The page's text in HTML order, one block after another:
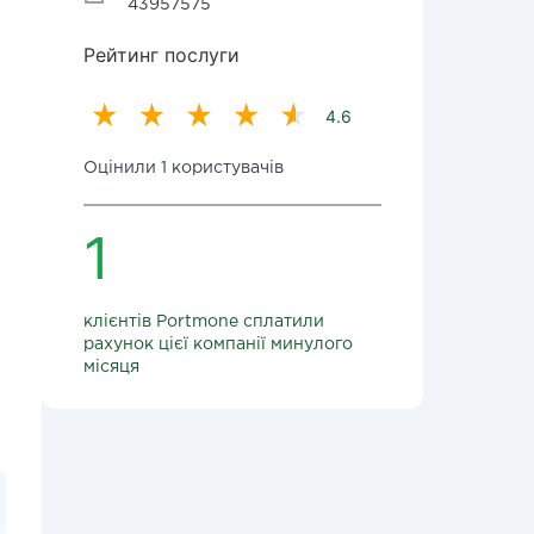
43957575
Рейтинг послуги
4.6
Оцінили 1 користувачів
1
клієнтів Portmone сплатили
рахунок цієї компанії минулого
місяця